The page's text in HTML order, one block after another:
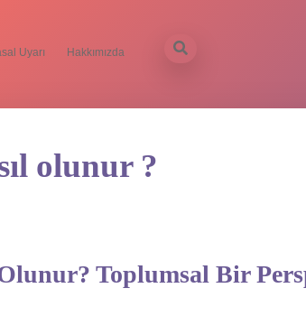
Uyarı Hakkımızda
olunur ?
Toplumsal Bir